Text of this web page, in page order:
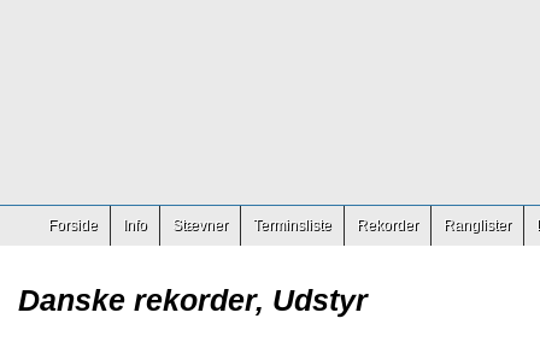
Forside Info Stævner Terminsliste Rekorder Ranglister
Danske rekorder, Udstyr